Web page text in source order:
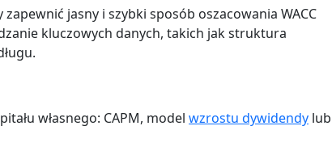
jasny i szybki sposób oszacowania WACC
kluczowych danych, takich jak struktura
własnego: CAPM, model wzrostu dywidendy lub